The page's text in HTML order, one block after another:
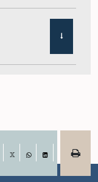
Facebook
LinkedIn